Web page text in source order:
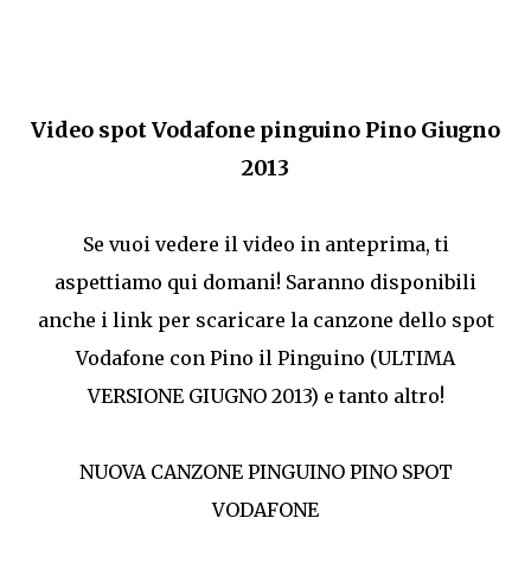
Video spot Vodafone pinguino Pino Giugno
2013
Se vuoi vedere il video in anteprima, ti
aspettiamo qui domani! Saranno disponibili
anche i link per scaricare la canzone dello spot
Vodafone con Pino il Pinguino (ULTIMA
VERSIONE GIUGNO 2013) e tanto altro!
NUOVA CANZONE PINGUINO PINO SPOT
VODAFONE